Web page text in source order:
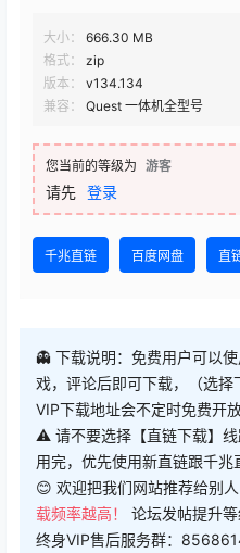
大小：
666.30 MB
格式：
zip
版本：
v134.134
兼容：
Quest 一体机全型号
您当前的等级为 游客
请先 登录
千兆直链 百度网盘 直
👻 下载说明：免费用户可以
戏，评论后即可下载，（选择
VIP下载地址会不定时免费开
⚠ 请不要选择【直链下载】
用完，优先使用新直链跟千兆
😊 欢迎把我们网站推荐给别人
载频率越高！ 论坛发帖提升等
终身VIP售后服务群：